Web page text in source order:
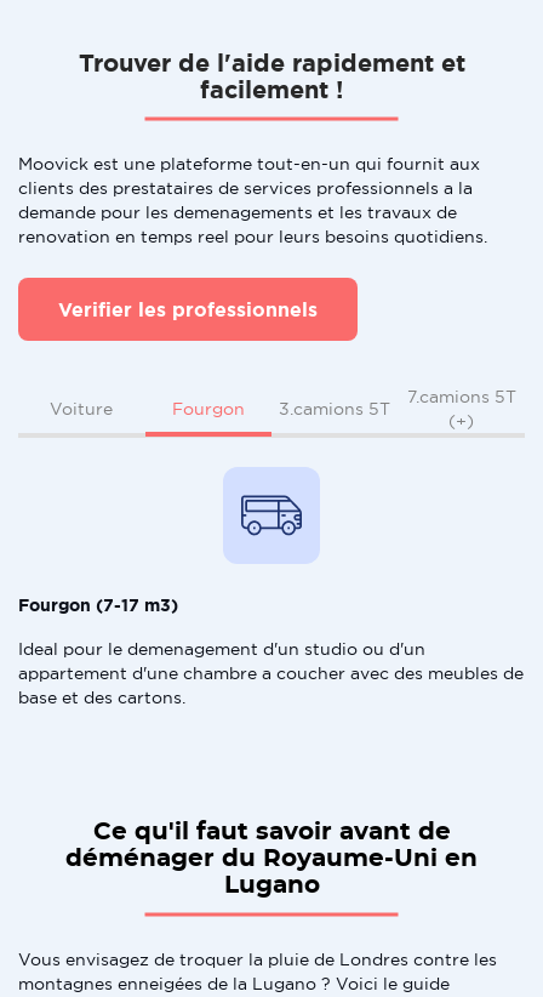
Trouver de l'aide rapidement et
facilement !
Moovick est une plateforme tout-en-un qui fournit aux
clients des prestataires de services professionnels a la
demande pour les demenagements et les travaux de
renovation en temps reel pour leurs besoins quotidiens.
Verifier les professionnels
Voiture Fourgon 3.camions 5T
7.camions 5T
(+)
Fourgon (7-17 m3)
Ideal pour le demenagement d'un studio ou d'un
appartement d'une chambre a coucher avec des meubles de
base et des cartons.
Ce qu'il faut savoir avant de
déménager du Royaume-Uni en
Lugano
Vous envisagez de troquer la pluie de Londres contre les
montagnes enneigées de la Lugano ? Voici le guide